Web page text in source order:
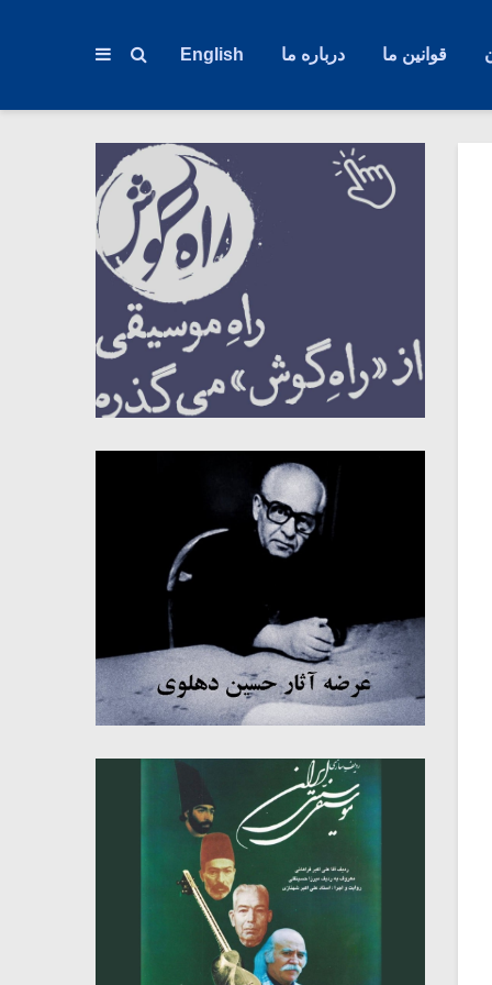
قوانین ما درباره ما English
میکلوش روژا